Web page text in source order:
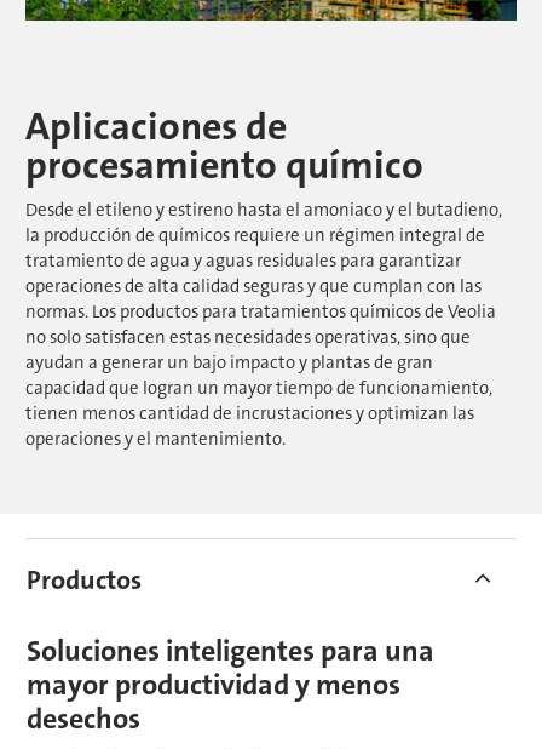
Aplicaciones de
procesamiento químico
Desde el etileno y estireno hasta el amoniaco y el butadieno,
la producción de químicos requiere un régimen integral de
tratamiento de agua y aguas residuales para garantizar
operaciones de alta calidad seguras y que cumplan con las
normas. Los productos para tratamientos químicos de Veolia​​​​​​​
no solo satisfacen estas necesidades operativas, sino que
ayudan a generar un bajo impacto y plantas de gran
capacidad que logran un mayor tiempo de funcionamiento,
tienen menos cantidad de incrustaciones y optimizan las
operaciones y el mantenimiento.
Productos
Soluciones inteligentes para una
mayor productividad y menos
desechos